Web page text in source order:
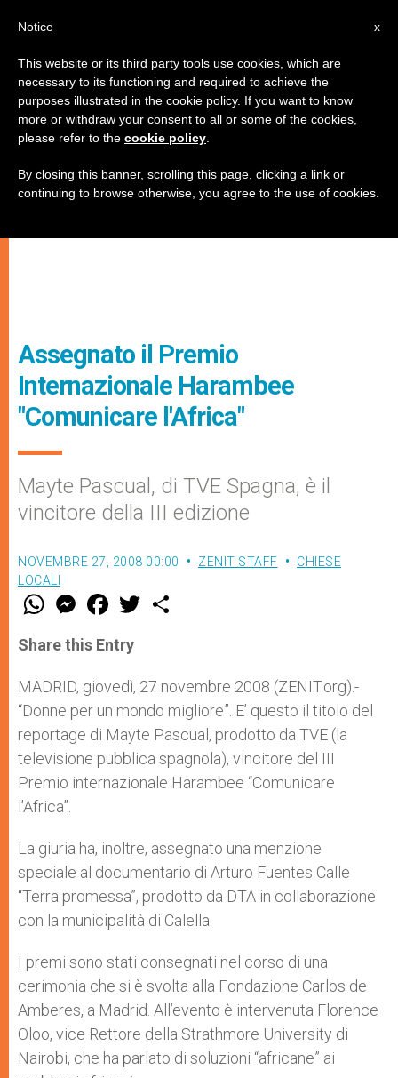
Assegnato il Premio
Internazionale Harambee
"Comunicare l'Africa"
Mayte Pascual, di TVE Spagna, è il
vincitore della III edizione
NOVEMBRE 27, 2008 00:00 ZENIT STAFF
CHIESE
LOCALI
W
t
s
p
p
M
e
s
e
g
e
r
F
a
e
b
o
k
w
r
Share this Entry
MADRID, giovedì, 27 novembre 2008 (ZENIT.org).-
“Donne per un mondo migliore”. E’ questo il titolo del
reportage di Mayte Pascual, prodotto da TVE (la
televisione pubblica spagnola), vincitore del III
Premio internazionale Harambee “Comunicare
l’Africa”.
La giuria ha, inoltre, assegnato una menzione
speciale al documentario di Arturo Fuentes Calle
“Terra promessa”, prodotto da DTA in collaborazione
con la municipalità di Calella.
I premi sono stati consegnati nel corso di una
cerimonia che si è svolta alla Fondazione Carlos de
Amberes, a Madrid. All’evento è intervenuta Florence
Oloo, vice Rettore della Strathmore University di
Nairobi, che ha parlato di soluzioni “africane” ai
x
Notice
This website or its third party tools use cookies, which are
necessary to its functioning and required to achieve the
purposes illustrated in the cookie policy. If you want to know
more or withdraw your consent to all or some of the cookies,
please refer to the cookie policy
By closing this banner, scrolling this page, clicking a link or
continuing to browse otherwise, you agree to the use of cookies.